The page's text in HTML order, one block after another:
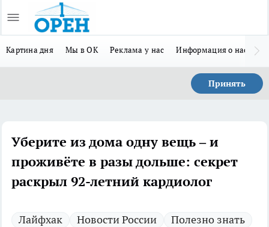
Картина дня Мы в ОК Реклама у нас Информация о нас
Принять
Уберите из дома одну вещь – и
проживёте в разы дольше: секрет
раскрыл 92-летний кардиолог
Лайфхак Новости России Полезно знать